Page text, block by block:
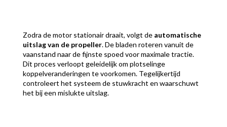
Zodra de motor stationair draait, volgt de automatische
uitslag van de propeller. De bladen roteren vanuit de
vaanstand naar de fijnste spoed voor maximale tractie.
Dit proces verloopt geleidelijk om plotselinge
koppelveranderingen te voorkomen. Tegelijkertijd
controleert het systeem de stuwkracht en waarschuwt
het bij een mislukte uitslag.